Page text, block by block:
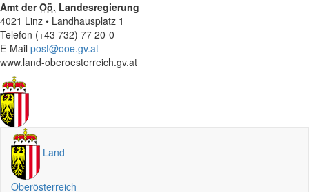
Amt derOö. Landesregierung
4021 Linz • Landhausplatz 1
Telefon (+43 732) 77 20-0
E-Mail post@ooe.gv.at
www.land-oberoesterreich.gv.at
Land
Oberösterreich